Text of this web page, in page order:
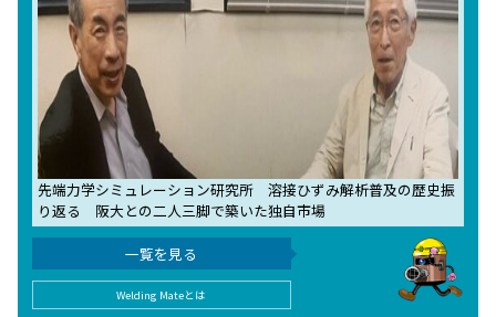
先端力学シミュレーション研究所 溶接ひずみ解析普及の歴史振
り返る 阪大との二人三脚で築いた独自市場
一覧を見る
Welding Mateとは